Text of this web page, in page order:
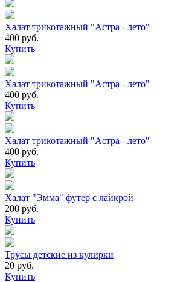
Халат трикотажный "Астра - лето"
400 руб.
Купить
Халат трикотажный "Астра - лето"
400 руб.
Купить
Халат трикотажный "Астра - лето"
400 руб.
Купить
Халат "Эмма" футер с лайкрой
200 руб.
Купить
Трусы детские из кулирки
20 руб.
Купить